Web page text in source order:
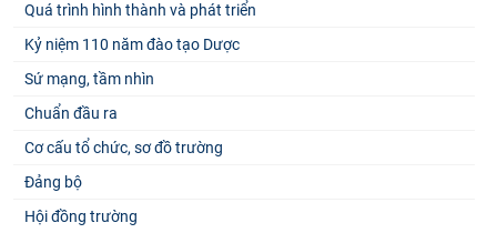
Quá trình hình thành và phát triển
Kỷ niệm 110 năm đào tạo Dược
Sứ mạng, tầm nhìn
Chuẩn đầu ra
Cơ cấu tổ chức, sơ đồ trường
Đảng bộ
Hội đồng trường